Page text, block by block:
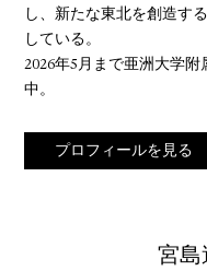
し、新たな東北を創造す
している。
2026年5月まで亜洲大学
中。
プロフィールを見る
宮島